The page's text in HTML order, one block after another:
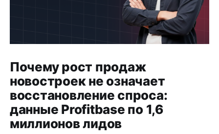
Почему рост продаж
новостроек не означает
восстановление спроса:
данные Profitbase по 1,6
миллионов лидов